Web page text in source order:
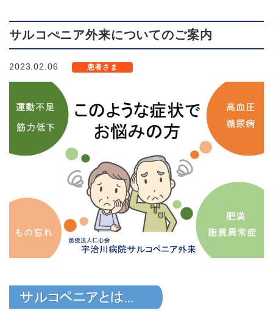
サルコぺニア外来についてのご案内
2023.02.06 患者さま